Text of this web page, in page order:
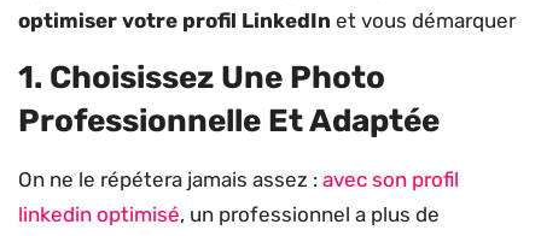
optimiser votre profil LinkedIn et vous démarquer
1. Choisissez Une Photo
Professionnelle Et Adaptée
On ne le répétera jamais assez : avec son profil
linkedin optimisé, un professionnel a plus de